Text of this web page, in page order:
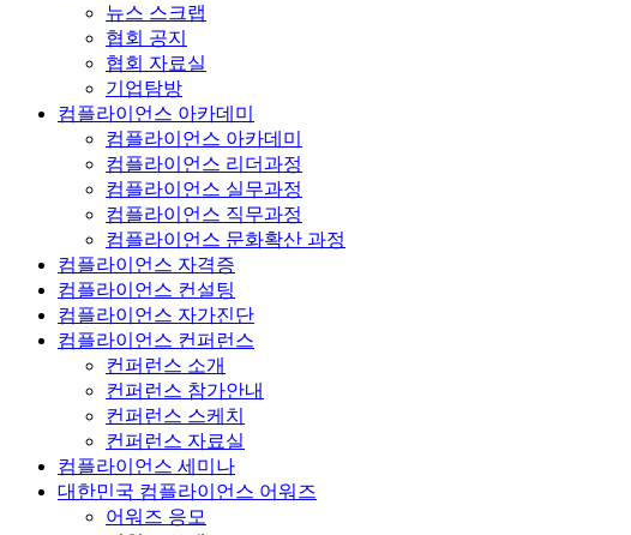
뉴스 스크랩
협회 공지
협회 자료실
기업탐방
컴플라이언스 아카데미
컴플라이언스 아카데미
컴플라이언스 리더과정
컴플라이언스 실무과정
컴플라이언스 직무과정
컴플라이언스 문화확산 과정
컴플라이언스 자격증
컴플라이언스 컨설팅
컴플라이언스 자가진단
컴플라이언스 컨퍼런스
컨퍼런스 소개
컨퍼런스 참가안내
컨퍼런스 스케치
컨퍼런스 자료실
컴플라이언스 세미나
대한민국 컴플라이언스 어워즈
어워즈 응모